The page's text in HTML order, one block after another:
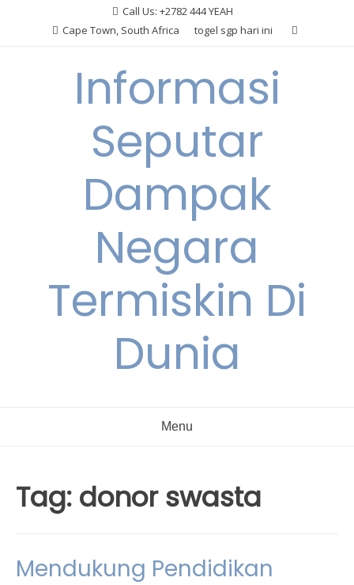
Call Us: +2782 444 YEAH
Cape Town, South Africa
togel sgp hari ini
Informasi
Seputar
Dampak
Negara
Termiskin Di
Dunia
Menu
Tag: donor swasta
Mendukung Pendidikan